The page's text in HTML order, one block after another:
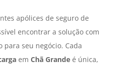
apólices de seguro de
encontrar a solução com
seu negócio. Cada
em Chã Grandeé única,